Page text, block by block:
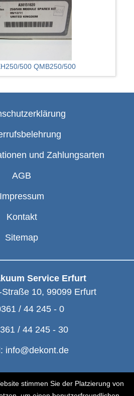
stimmen Sie der Platzierung von
500 QMB250/500
und Zahlungsarten
AGB
Impressum
Kontakt
Sitemap
Service Erfurt
Straße 10, 99099 Erfurt
/ 44 245 - 0
/ 44 245 - 30
info@dekont.de
1991 - 2026